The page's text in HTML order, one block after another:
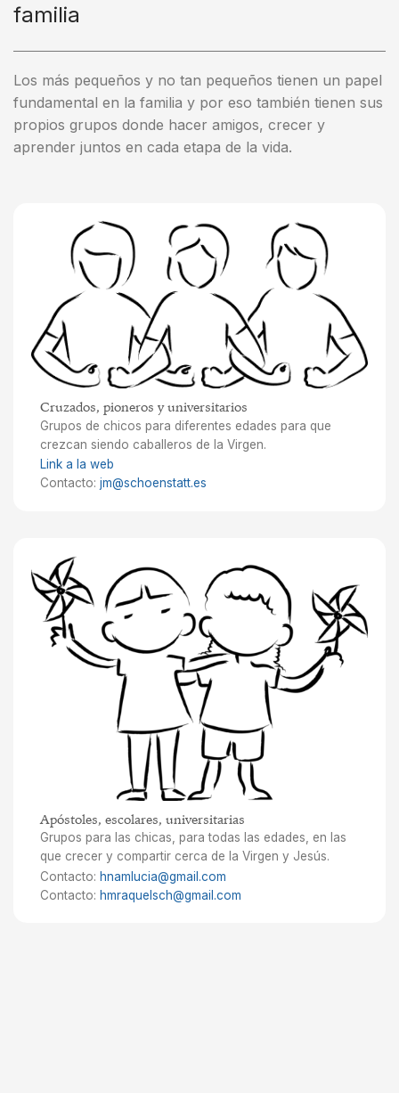
familia
Los más pequeños y no tan pequeños tienen un papel
fundamental en la familia y por eso también tienen sus
propios grupos donde hacer amigos, crecer y
aprender juntos en cada etapa de la vida.
Cruzados, pioneros y universitarios
Grupos de chicos para diferentes edades para que
crezcan siendo caballeros de la Virgen.
Link a la web
Contacto: jm@schoenstatt.es
Apóstoles, escolares, universitarias
Grupos para las chicas, para todas las edades, en las
que crecer y compartir cerca de la Virgen y Jesús.
Contacto: hnamlucia@gmail.com
Contacto: hmraquelsch@gmail.com